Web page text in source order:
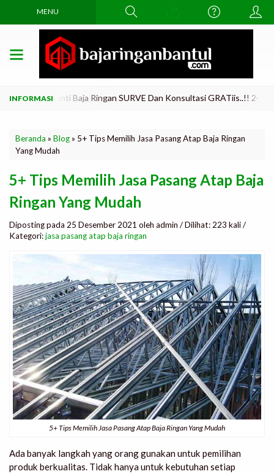
MENU
Di Ganti Baja Ringan SURVE Dan Konsultasi GRATiis..!! 24 JAM
Beranda » Blog» 5+ Tips Memilih Jasa Pasang Atap Baja Ringan
Yang Mudah
5+ Tips Memilih Jasa Pasang Atap Baja
Ringan Yang Mudah
Diposting pada 25 Desember 2021 oleh admin / Dilihat: 223 kali /
Kategori:jasa pasang atap baja ringan
5+ Tips Memilih Jasa Pasang Atap Baja Ringan Yang Mudah
Ada banyak langkah yang orang gunakan untuk pemilihan
produk berkualitas. Tidak hanya untuk kebutuhan setiap